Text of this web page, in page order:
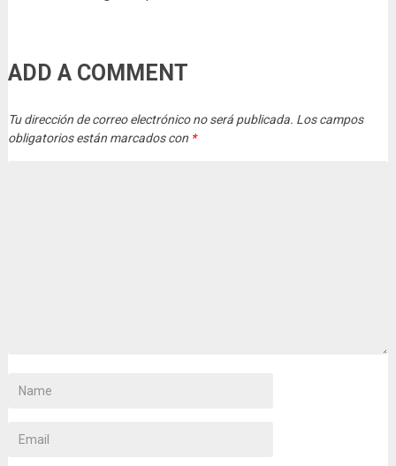
ADD A COMMENT
Tu dirección de correo electrónico no será publicada. Los campos
obligatorios están marcados con *